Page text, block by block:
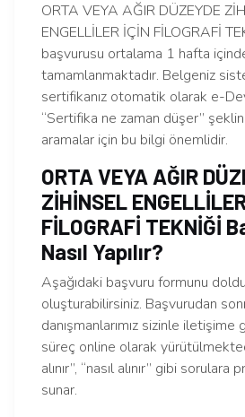
ORTA VEYA AĞIR DÜZEYDE
ENGELLİLER İÇİN FİLOGRAFİ
başvurusu ortalama 1 hafta
tamamlanmaktadır. Belgeniz
sertifikanız otomatik olarak e-
“Sertifika ne zaman düşer”
aramalar için bu bilgi önemlidir.
ORTA VEYA AĞIR
ZİHİNSEL
FİLOGRAFİ TEKNİĞİ
Nasıl Yapılır?
Aşağıdaki başvuru formunu
oluşturabilirsiniz. Başvurudan
danışmanlarımız sizinle
süreç online olarak
alınır”, “nasıl alınır” gibi
sunar.